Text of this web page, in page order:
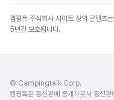
캠핑톡 주식회사 사이트 상의 콘텐츠
5년간 보호됩니다.
© Campingtalk Corp.
캠핑톡은 통신판매 중개자로서 통신